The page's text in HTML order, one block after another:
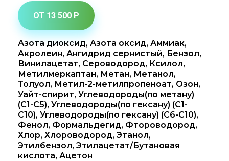
ОТ 13 500 Р
Азота диоксид, Азота оксид, Аммиак,
Акролеин, Ангидрид сернистый, Бензол,
Винилацетат, Сероводород, Ксилол,
Метилмеркаптан, Метан, Метанол,
Толуол, Метил-2-метилпропеноат, Озон,
Уайт-спирит, Углеводороды(по метану)
(C1-C5), Углеводороды(по гексану) (C1-
C10), Углеводороды(по гексану) (C6-C10),
Фенол, Формальдегид, Фтороводород,
Хлор, Хлороводород, Этанол,
Этилбензол, Этилацетат/Бутановая
кислота, Ацетон